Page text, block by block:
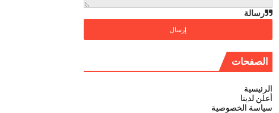
رسالة
الصفحات
الرئيسية
أعلن لدينا
سياسة الخصوصية